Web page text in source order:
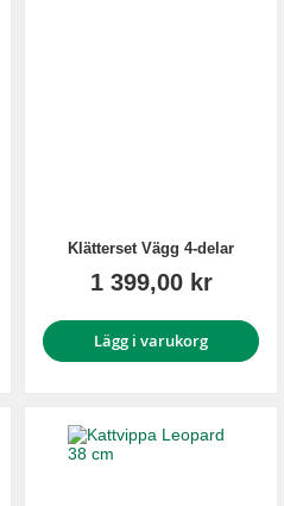
Klätterset Vägg 4-delar
1 399,00 kr
Lägg i varukorg